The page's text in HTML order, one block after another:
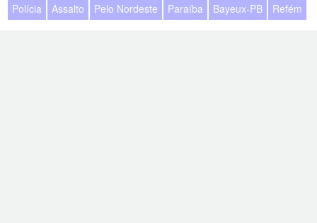
Polícia Assalto Pelo Nordeste Paraíba Bayeux-PB Refém